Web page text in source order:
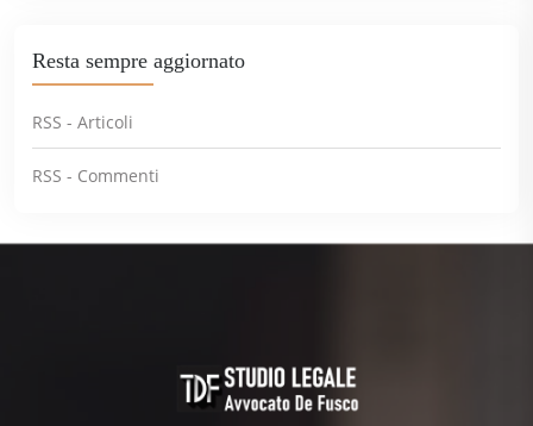
Resta sempre aggiornato
RSS - Articoli
RSS - Commenti